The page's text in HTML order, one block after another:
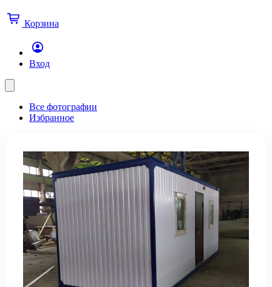
Корзина
Вход
Все фотографии
Избранное